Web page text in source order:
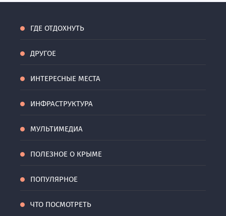
ГДЕ ОТДОХНУТЬ
ДРУГОЕ
ИНТЕРЕСНЫЕ МЕСТА
ИНФРАСТРУКТУРА
МУЛЬТИМЕДИА
ПОЛЕЗНОЕ О КРЫМЕ
ПОПУЛЯРНОЕ
ЧТО ПОСМОТРЕТЬ